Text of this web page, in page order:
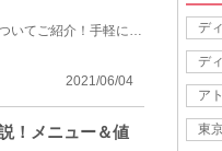
ディズニーランドのトゥモローランドにある「トゥモローランド・テラス」についてご紹介！手軽に食べら...
2021/06/04
！メニュー＆値
デ
デ
ア
東